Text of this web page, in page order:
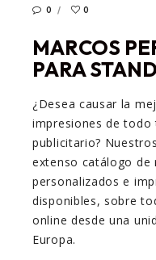
0
0
MARCOS
PARA
¿Desea causar la
impresiones de
publicitario?
extenso catálogo de
personalizados e
disponibles, sobre
online desde una
Europa.